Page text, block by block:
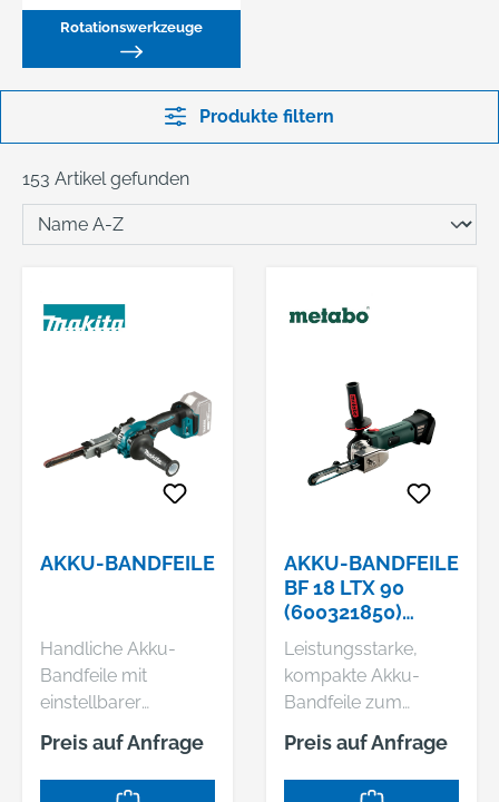
Rotationswerkzeuge
Produkte filtern
153 Artikel gefunden
AKKU-BANDFEILE
Handliche Akku-
Bandfeile mit
einstellbarer
und Motorbremse,
inkl. 9 mm Ausleger -
Preis auf Anfrage
AKKU-BANDFEILE
BF 18 LTX 90
(600321850)
KARTON
Leistungsstarke,
kompakte Akku-
Bandfeile zum
und Entgraten an
schwer zugänglichen
Preis auf Anfrage